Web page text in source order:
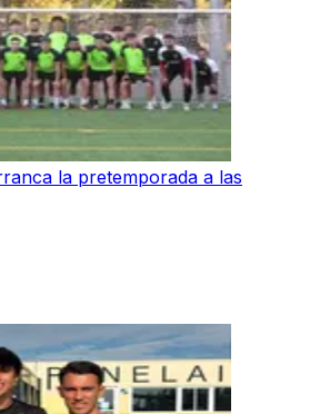
la pretemporada a las